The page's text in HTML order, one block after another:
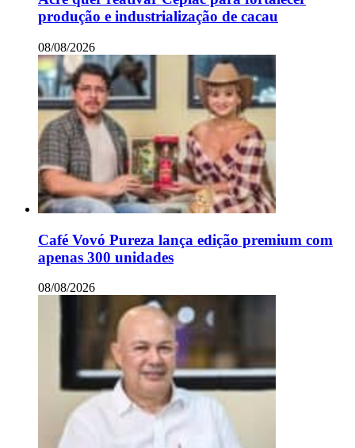
produção e industrialização de cacau
08/08/2026
Café Vovó Pureza lança edição premium com
apenas 300 unidades
08/08/2026